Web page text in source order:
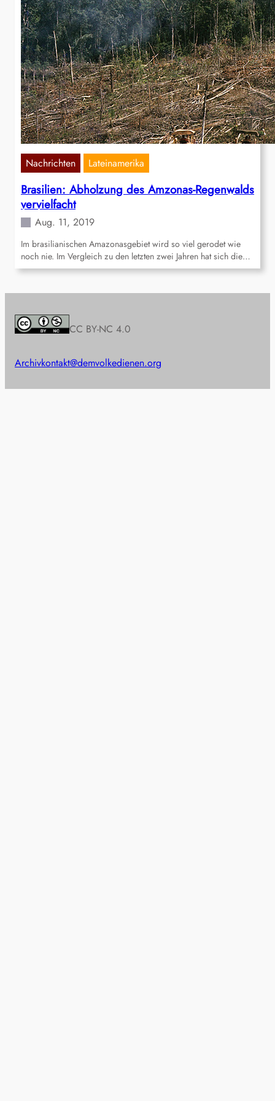
Nachrichten Lateinamerika
Brasilien: Abholzung des Amzonas-Regenwalds
vervielfacht
Aug. 11, 2019
Im brasilianischen Amazonasgebiet wird so viel gerodet wie
noch nie. Im Vergleich zu den letzten zwei Jahren hat sich die…
CC BY-NC 4.0
Archivkontakt@demvolkedienen.org